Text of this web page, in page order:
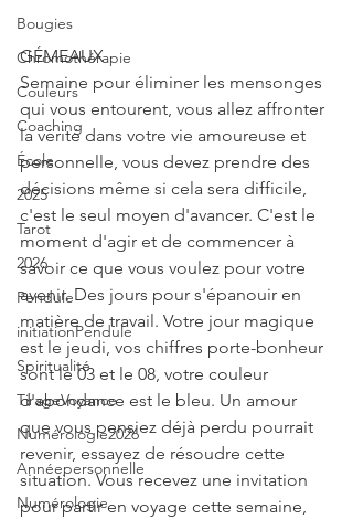
Bougies
Chromothérapie
Couleurs
Coaching
École
2025
Tarot
2026
Pendule
initiationPendule
Spiritualité
TirageVoyance
Numérologie2026
Annéepersonnelle
Numérologie
GÉMEAUX
Semaine pour éliminer les mensonges
qui vous entourent, vous allez affronter
la vérité dans votre vie amoureuse et
personnelle, vous devez prendre des
décisions même si cela sera difficile,
c'est le seul moyen d'avancer. C'est le
moment d'agir et de commencer à
savoir ce que vous voulez pour votre
avenir. Des jours pour s'épanouir en
matière de travail. Votre jour magique
est le jeudi, vos chiffres porte-bonheur
sont le 03 et le 08, votre couleur
d'abondance est le bleu. Un amour
que vous pensiez déjà perdu pourrait
revenir, essayez de résoudre cette
situation. Vous recevez une invitation
pour partir en voyage cette semaine,